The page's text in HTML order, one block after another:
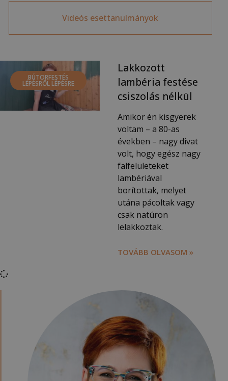
Videós esettanulmányok
BÚTORFESTÉS
LÉPÉSRŐL LÉPÉSRE
Lakkozott
lambéria festése
csiszolás nélkül
Amikor én kisgyerek
voltam – a 80-as
években – nagy divat
volt, hogy egész nagy
falfelületeket
lambériával
borítottak, melyet
utána pácoltak vagy
csak natúron
lelakkoztak.
TOVÁBB OLVASOM »